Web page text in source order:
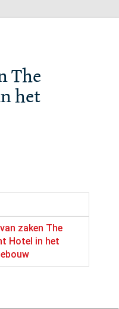
The
het
zaken The
Hotel in het